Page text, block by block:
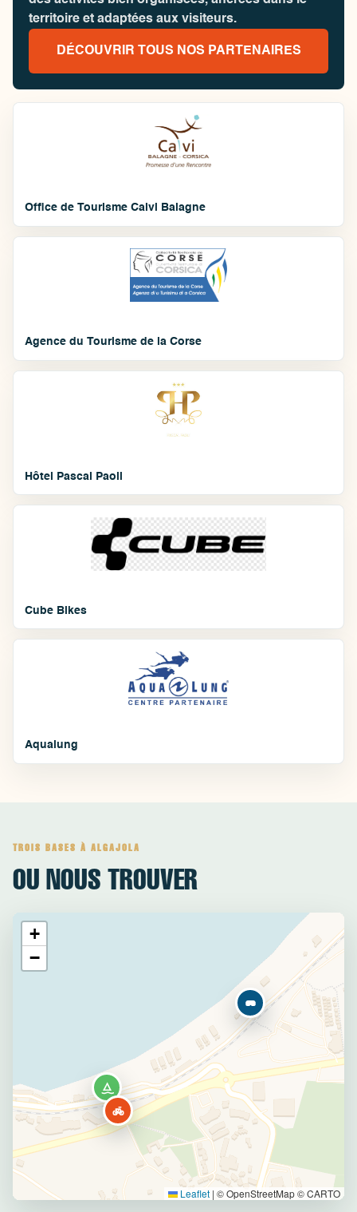
territoire et adaptées aux visiteurs.
DÉCOUVRIR TOUS NOS PARTENAIRES
Office de Tourisme Calvi Balagne
Agence du Tourisme de la Corse
Hôtel Pascal Paoli
Cube Bikes
Aqualung
TROIS BASES À ALGAJOLA
OU NOUS TROUVER
+
−
Leaflet | © OpenStreetMap © CARTO